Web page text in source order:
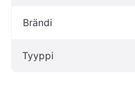
Brändi
Tyyppi